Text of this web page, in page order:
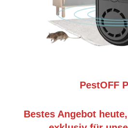
PestOFF
Bestes Angebot